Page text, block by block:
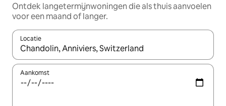
Ontdek langetermijnwoningen die als thuis aanvoelen
voor een maand of langer.
Locatie
Wanneer er resultaten beschikbaar zijn, maak je een keuze
Aankomst